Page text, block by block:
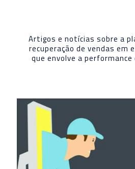
Artigos e notícias sobre a
recuperação de vendas em
que envolve a